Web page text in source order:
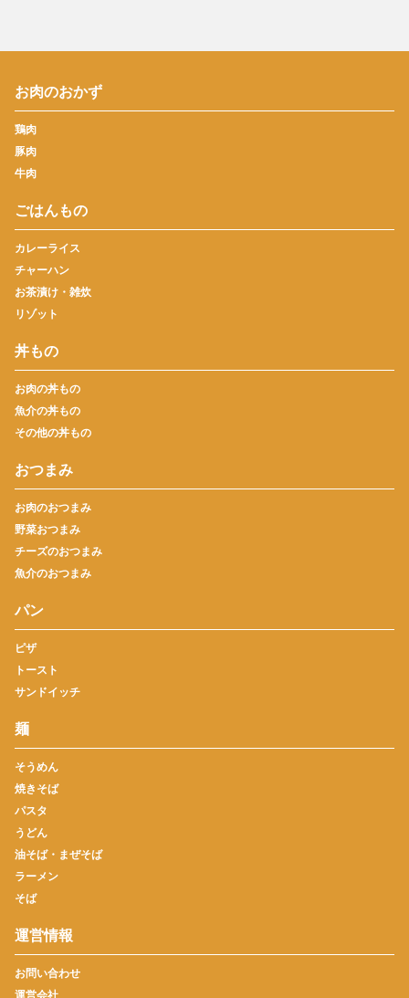
お肉のおかず
鶏肉
豚肉
牛肉
ごはんもの
カレーライス
チャーハン
お茶漬け・雑炊
リゾット
丼もの
お肉の丼もの
魚介の丼もの
その他の丼もの
おつまみ
お肉のおつまみ
野菜おつまみ
チーズのおつまみ
魚介のおつまみ
パン
ピザ
トースト
サンドイッチ
麺
そうめん
焼きそば
パスタ
うどん
油そば・まぜそば
ラーメン
そば
運営情報
お問い合わせ
運営会社